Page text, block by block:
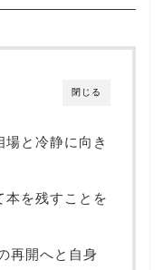
閉じる
と冷静に向き
本を残すことを
再開へと自身